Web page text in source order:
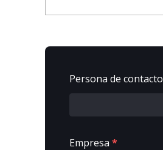
Persona de contacto
Empresa *